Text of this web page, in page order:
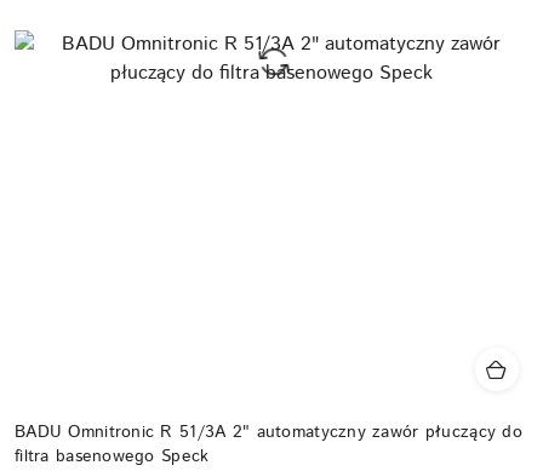
BADU Omnitronic R 51/3A 2" automatyczny zawór płuczący do
filtra basenowego Speck